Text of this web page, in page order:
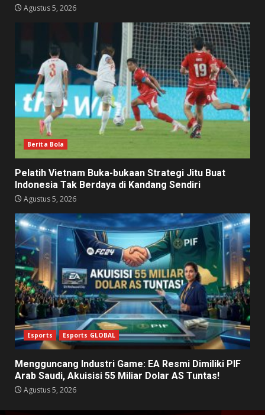
Agustus 5, 2026
Berita Bola
Pelatih Vietnam Buka-bukaan Strategi Jitu Buat
Indonesia Tak Berdaya di Kandang Sendiri
Agustus 5, 2026
Esports Esports GLOBAL
Mengguncang Industri Game: EA Resmi Dimiliki PIF
Arab Saudi, Akuisisi 55 Miliar Dolar AS Tuntas!
Agustus 5, 2026